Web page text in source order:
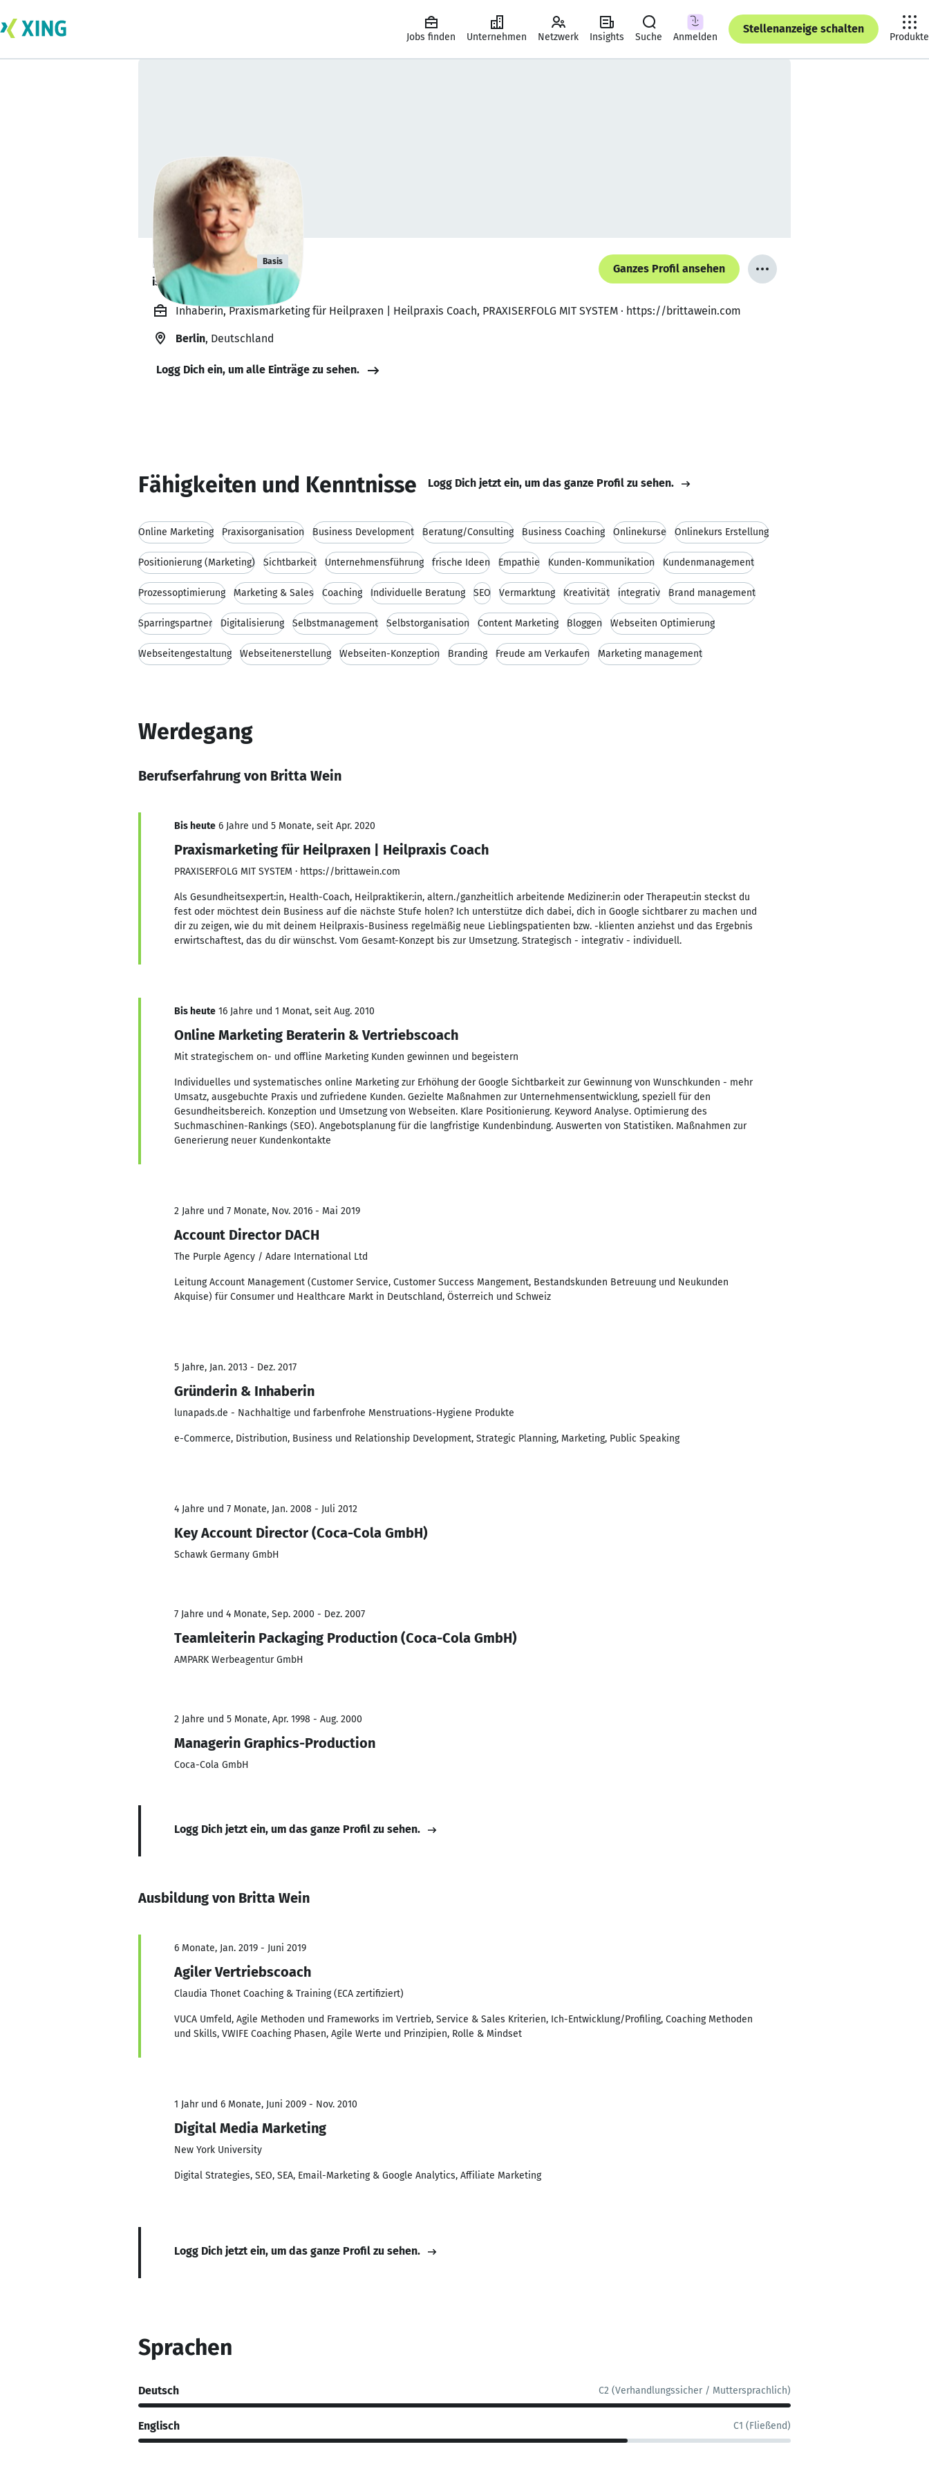
Jobs finden Unternehmen Netzwerk Insights Suche Anmelden
Stellenanzeige schalten
Produkte
Britta Wein Basis
ist verfügbar. ✅
Ganzes Profil ansehen
Inhaberin, Praxismarketing für Heilpraxen | Heilpraxis Coach, PRAXISERFOLG MIT SYSTEM · https://brittawein.com
Berlin, Deutschland
Logg Dich ein, um alle Einträge zu sehen.
Fähigkeiten und Kenntnisse Logg Dich jetzt ein, um das ganze Profil zu sehen.
Online Marketing Praxisorganisation Business Development Beratung/Consulting Business Coaching Onlinekurse Onlinekurs Erstellung
Positionierung (Marketing) Sichtbarkeit Unternehmensführung frische Ideen Empathie Kunden-Kommunikation Kundenmanagement
Prozessoptimierung Marketing & Sales Coaching Individuelle Beratung SEO Vermarktung Kreativität integrativ Brand management
Sparringspartner Digitalisierung Selbstmanagement Selbstorganisation Content Marketing Bloggen Webseiten Optimierung
Webseitengestaltung Webseitenerstellung Webseiten-Konzeption Branding Freude am Verkaufen Marketing management
Werdegang
Berufserfahrung von Britta Wein
Bis heute 6 Jahre und 5 Monate, seit Apr. 2020
Praxismarketing für Heilpraxen | Heilpraxis Coach
PRAXISERFOLG MIT SYSTEM · https://brittawein.com
Als Gesundheitsexpert:in, Health-Coach, Heilpraktiker:in, altern./ganzheitlich arbeitende Mediziner:in oder Therapeut:in steckst du
fest oder möchtest dein Business auf die nächste Stufe holen? Ich unterstütze dich dabei, dich in Google sichtbarer zu machen und
dir zu zeigen, wie du mit deinem Heilpraxis-Business regelmäßig neue Lieblingspatienten bzw. -klienten anziehst und das Ergebnis
erwirtschaftest, das du dir wünschst. Vom Gesamt-Konzept bis zur Umsetzung. Strategisch - integrativ - individuell.
Bis heute 16 Jahre und 1 Monat, seit Aug. 2010
Online Marketing Beraterin & Vertriebscoach
Mit strategischem on- und offline Marketing Kunden gewinnen und begeistern
Individuelles und systematisches online Marketing zur Erhöhung der Google Sichtbarkeit zur Gewinnung von Wunschkunden - mehr
Umsatz, ausgebuchte Praxis und zufriedene Kunden. Gezielte Maßnahmen zur Unternehmensentwicklung, speziell für den
Gesundheitsbereich. Konzeption und Umsetzung von Webseiten. Klare Positionierung. Keyword Analyse. Optimierung des
Suchmaschinen-Rankings (SEO). Angebotsplanung für die langfristige Kundenbindung. Auswerten von Statistiken. Maßnahmen zur
Generierung neuer Kundenkontakte
2 Jahre und 7 Monate, Nov. 2016 - Mai 2019
Account Director DACH
The Purple Agency / Adare International Ltd
Leitung Account Management (Customer Service, Customer Success Mangement, Bestandskunden Betreuung und Neukunden
Akquise) für Consumer und Healthcare Markt in Deutschland, Österreich und Schweiz
5 Jahre, Jan. 2013 - Dez. 2017
Gründerin & Inhaberin
lunapads.de - Nachhaltige und farbenfrohe Menstruations-Hygiene Produkte
e-Commerce, Distribution, Business und Relationship Development, Strategic Planning, Marketing, Public Speaking
4 Jahre und 7 Monate, Jan. 2008 - Juli 2012
Key Account Director (Coca-Cola GmbH)
Schawk Germany GmbH
7 Jahre und 4 Monate, Sep. 2000 - Dez. 2007
Teamleiterin Packaging Production (Coca-Cola GmbH)
AMPARK Werbeagentur GmbH
2 Jahre und 5 Monate, Apr. 1998 - Aug. 2000
Managerin Graphics-Production
Coca-Cola GmbH
Logg Dich jetzt ein, um das ganze Profil zu sehen.
Ausbildung von Britta Wein
6 Monate, Jan. 2019 - Juni 2019
Agiler Vertriebscoach
Claudia Thonet Coaching & Training (ECA zertifiziert)
VUCA Umfeld, Agile Methoden und Frameworks im Vertrieb, Service & Sales Kriterien, Ich-Entwicklung/Profiling, Coaching Methoden
und Skills, VWIFE Coaching Phasen, Agile Werte und Prinzipien, Rolle & Mindset
1 Jahr und 6 Monate, Juni 2009 - Nov. 2010
Digital Media Marketing
New York University
Digital Strategies, SEO, SEA, Email-Marketing & Google Analytics, Affiliate Marketing
Logg Dich jetzt ein, um das ganze Profil zu sehen.
Sprachen
Deutsch C2 (Verhandlungssicher / Muttersprachlich)
Englisch C1 (Fließend)